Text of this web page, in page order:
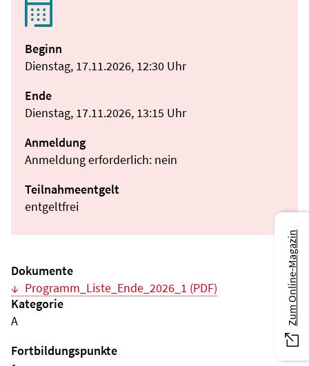
Beginn
Dienstag, 17.11.2026, 12:30 Uhr
Ende
Dienstag, 17.11.2026, 13:15 Uhr
Anmeldung
Anmeldung erforderlich: nein
Teilnahmeentgelt
entgeltfrei
Dokumente
Programm_Liste_Ende_2026_1 (PDF)
Kategorie
A
Fortbildungspunkte
Zum Online-Magazin